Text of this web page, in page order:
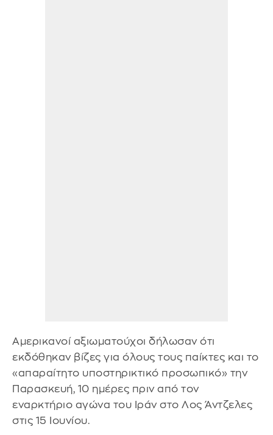
Αμερικανοί αξιωματούχοι δήλωσαν ότι
εκδόθηκαν βίζες για όλους τους παίκτες και το
«απαραίτητο υποστηρικτικό προσωπικό» την
Παρασκευή, 10 ημέρες πριν από τον
εναρκτήριο αγώνα του Ιράν στο Λος Άντζελες
στις 15 Ιουνίου.